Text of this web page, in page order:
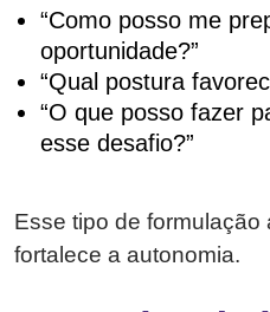
“Como posso me
oportunidade?”
“Qual postura
“O que posso fazer
esse desafio?”
Esse tipo de formulação
fortalece a autonomia.